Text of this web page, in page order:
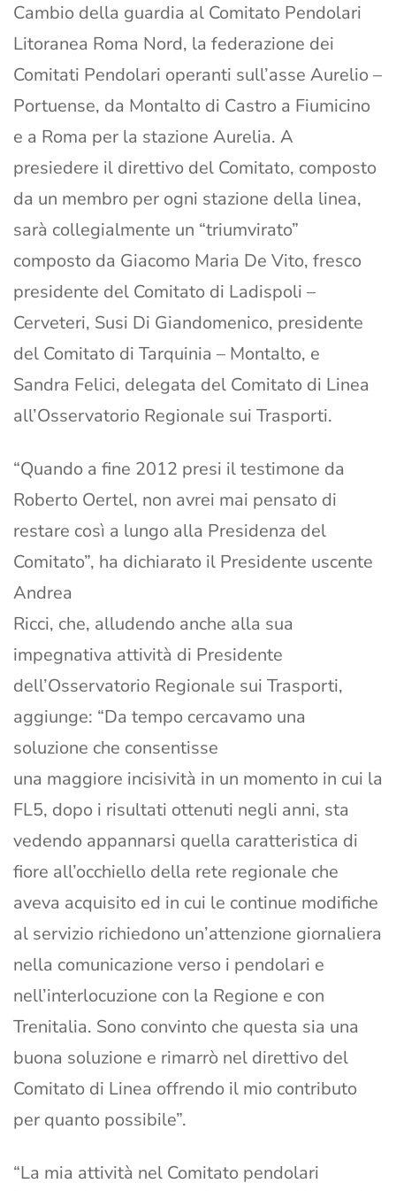
Cambio della guardia al Comitato Pendolari
Litoranea Roma Nord, la federazione dei
Comitati Pendolari operanti sull’asse Aurelio –
Portuense, da Montalto di Castro a Fiumicino
e a Roma per la stazione Aurelia. A
presiedere il direttivo del Comitato, composto
da un membro per ogni stazione della linea,
sarà collegialmente un “triumvirato”
composto da Giacomo Maria De Vito, fresco
presidente del Comitato di Ladispoli –
Cerveteri, Susi Di Giandomenico, presidente
del Comitato di Tarquinia – Montalto, e
Sandra Felici, delegata del Comitato di Linea
all’Osservatorio Regionale sui Trasporti.
“Quando a fine 2012 presi il testimone da
Roberto Oertel, non avrei mai pensato di
restare così a lungo alla Presidenza del
Comitato”, ha dichiarato il Presidente uscente
Andrea
Ricci, che, alludendo anche alla sua
impegnativa attività di Presidente
dell’Osservatorio Regionale sui Trasporti,
aggiunge: “Da tempo cercavamo una
soluzione che consentisse
una maggiore incisività in un momento in cui la
FL5, dopo i risultati ottenuti negli anni, sta
vedendo appannarsi quella caratteristica di
fiore all’occhiello della rete regionale che
aveva acquisito ed in cui le continue modifiche
al servizio richiedono un’attenzione giornaliera
nella comunicazione verso i pendolari e
nell’interlocuzione con la Regione e con
Trenitalia. Sono convinto che questa sia una
buona soluzione e rimarrò nel direttivo del
Comitato di Linea offrendo il mio contributo
per quanto possibile”.
“La mia attività nel Comitato pendolari